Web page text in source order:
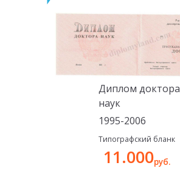
Диплом доктора
наук
1995-2006
Типографский бланк
11.000руб.